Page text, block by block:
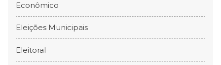
Econômico
Eleições Municipais
Eleitoral